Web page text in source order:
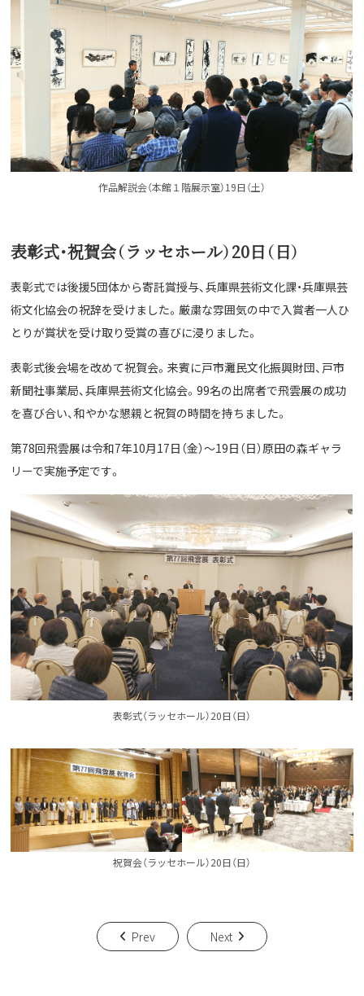
作品解説会（本館１階展示室）19日（土）
表彰式・祝賀会（ラッセホール）20日（日）
表彰式では後援5団体から寄託賞授与、兵庫県芸術文化課・兵庫県芸
術文化協会の祝辞を受けました。厳粛な雰囲気の中で入賞者一人ひ
とりが賞状を受け取り受賞の喜びに浸りました。
表彰式後会場を改めて祝賀会。来賓に戸市灘民文化振興財団、戸市
新聞社事業局、兵庫県芸術文化協会。99名の出席者で飛雲展の成功
を喜び合い、和やかな懇親と祝賀の時間を持ちました。
第78回飛雲展は令和7年10月17日（金）～19日（日）原田の森ギャラ
リーで実施予定です。
表彰式（ラッセホール）20日（日）
祝賀会（ラッセホール）20日（日）
Prev Next